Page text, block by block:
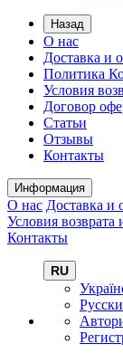
Назад
О нас
Доставка и
Политика
Условия
Договор
Статьи
Отзывы
Контакты
Информация
О нас Доставка и
Условия возврата
Контакты
RU